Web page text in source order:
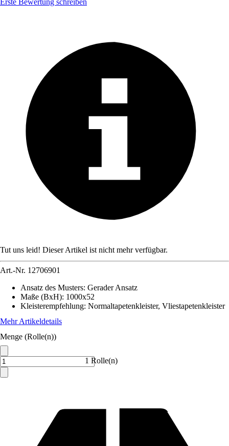
Erste Bewertung schreiben
Tut uns leid! Dieser Artikel ist nicht mehr verfügbar.
Art.-Nr. 12706901
Ansatz des Musters: Gerader Ansatz
Maße (BxH): 1000x52
Kleisterempfehlung: Normaltapetenkleister, Vliestapetenkleister
Mehr Artikeldetails
Menge (Rolle(n))
1 Rolle(n)